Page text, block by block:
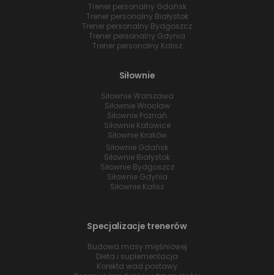
Trener personalny Gdańsk
Trener personalny Białystok
Trener personalny Bydgoszcz
Trener personalny Gdynia
Trener personalny Kalisz
Siłownie
Siłownie Warszawa
Siłownie Wrocław
Siłownie Poznań
Siłownie Katowice
Siłownie Kraków
Siłownie Gdańsk
Siłownie Białystok
Siłownie Bydgoszcz
Siłownie Gdynia
Siłownie Kalisz
Specjalizacje trenerów
Budowa masy mięśniowej
Dieta i suplementacja
Korekta wad postawy